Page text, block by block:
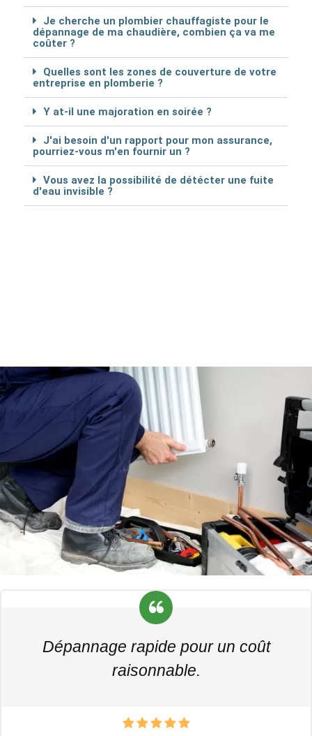
Je cherche un plombier chauffagiste pour le
dépannage de ma chaudière, combien ça va me
coûter ?
Quelles sont les zones de couverture de votre
entreprise en plomberie ?
Y at-il une majoration en soirée ?
J'ai besoin d'un rapport pour mon assurance,
pourriez-vous m'en fournir un ?
Vous avez la possibilité de détécter une fuite
d'eau invisible ?
Dépannage rapide pour un coût
raisonnable.